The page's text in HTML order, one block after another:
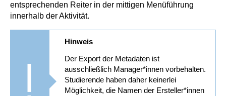
entsprechenden Reiter in der mittigen Menüführung
innerhalb der Aktivität.
Hinweis
Der Export der Metadaten ist
ausschließlich Manager*innen vorbehalten.
Studierende haben daher keinerlei
Möglichkeit, die Namen der Ersteller*innen